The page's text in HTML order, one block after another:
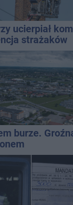
ucierpiał
strażaków
burze.